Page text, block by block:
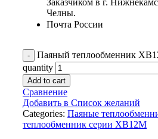
Заказчиком в г.
Челны.
Почта России
Паяный теплообменник
quantity
Add to cart
Сравнение
Добавить в Список желаний
Categories: Паяные
теплообменник серии XB12M